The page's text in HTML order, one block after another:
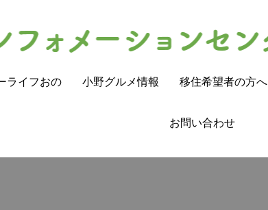
ライフおの 小野グルメ情報 移住希望者の方へ
お問い合わせ